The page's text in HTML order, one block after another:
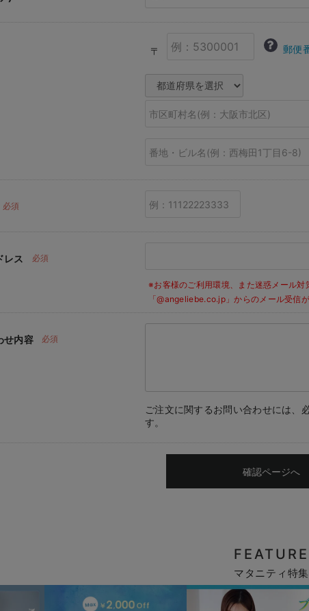
〒 郵便
必須
レス 必須
※お客様のご利用環境、また迷惑メール対
「@angeliebe.co.jp」からのメール受信
せ内容 必須
ご注文に関するお問い合わせには、
す。
確認ページへ
FEATURE
マタニティ特集